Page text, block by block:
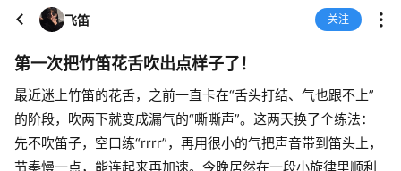
飞笛 关注
第一次把竹笛花舌吹出点样子了！
最近迷上竹笛的花舌，之前一直卡在“舌头打结、气也跟不上”
的阶段，吹两下就变成漏气的“嘶嘶声”。这两天换了个练法：
先不吹笛子，空口练“rrrr”，再用很小的气把声音带到笛头上，
节奏慢一点，能连起来再加速。今晚居然在一段小旋律里顺利